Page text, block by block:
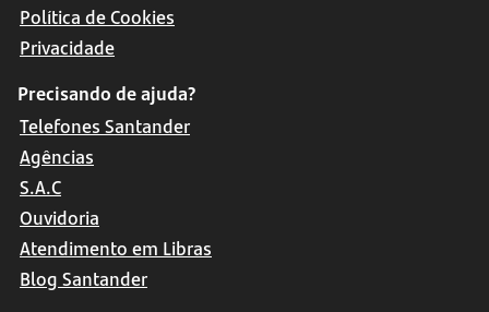
Política de Cookies
Privacidade
Precisando de ajuda?
Telefones Santander
Agências
S.A.C
Ouvidoria
Atendimento em Libras
Blog Santander